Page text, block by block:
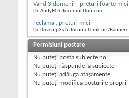
Vand 3 domenii - preturi foarte mici
De AndyM în forumul Domenii
reclama , preturi mici
De ilovemp3s în forumul Link-uri/Bannere
Permisiuni postare
Nu puteţi posta subiecte noi.
Nu puteţi răspunde la subiecte
Nu puteţi adăuga ataşamente
Nu puteţi modifica posturile proprii